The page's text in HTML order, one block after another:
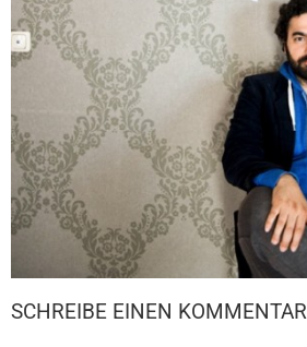
SCHREIBE EINEN KOMMENTAR